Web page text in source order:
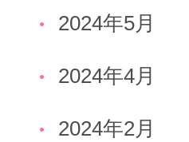
2024年5月
2024年4月
2024年2月